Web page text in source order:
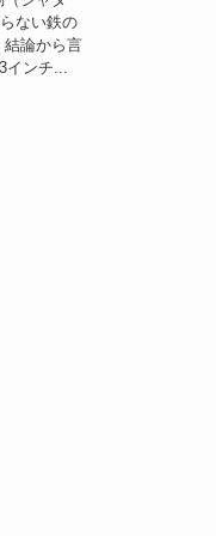
ない鉄の
結論から言
ンチ...